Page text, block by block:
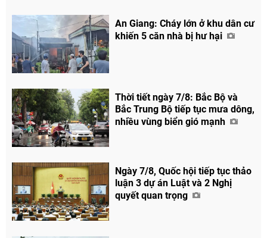
An Giang: Cháy lớn ở khu dân cư
khiến 5 căn nhà bị hư hại
Thời tiết ngày 7/8: Bắc Bộ và
Bắc Trung Bộ tiếp tục mưa dông,
nhiều vùng biển gió mạnh
Ngày 7/8, Quốc hội tiếp tục thảo
luận 3 dự án Luật và 2 Nghị
quyết quan trọng